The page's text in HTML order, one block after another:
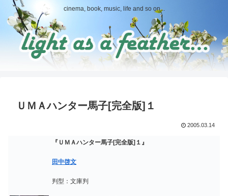
cinema, book, music, life and so on...
ＵＭＡハンター馬子[完全版]１
2005.03.14
『ＵＭＡハンター馬子[完全版]１』
田中啓文
判型：文庫判